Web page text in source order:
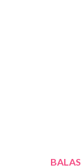
BALAS